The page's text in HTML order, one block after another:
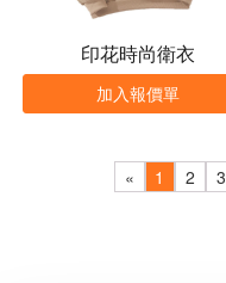
印花時尚衛衣
加入報價單
« 1 2 3